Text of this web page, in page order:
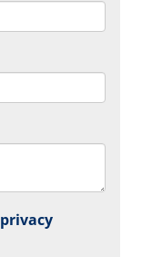
privacy